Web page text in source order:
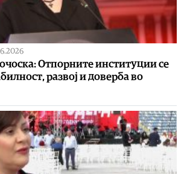
Отпорните институции се
развој и доверба во